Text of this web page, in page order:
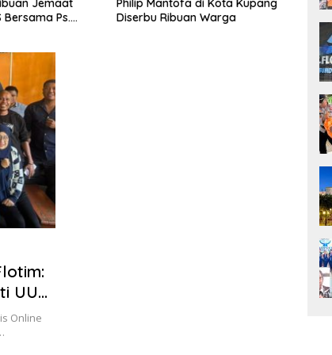
Bersama Ps.
Diserbu Ribuan Warga
UU
Online